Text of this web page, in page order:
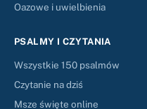
Oazowe i uwielbienia
PSALMY I CZYTANIA
Wszystkie 150 psalmów
Czytanie na dziś
Msze święte online